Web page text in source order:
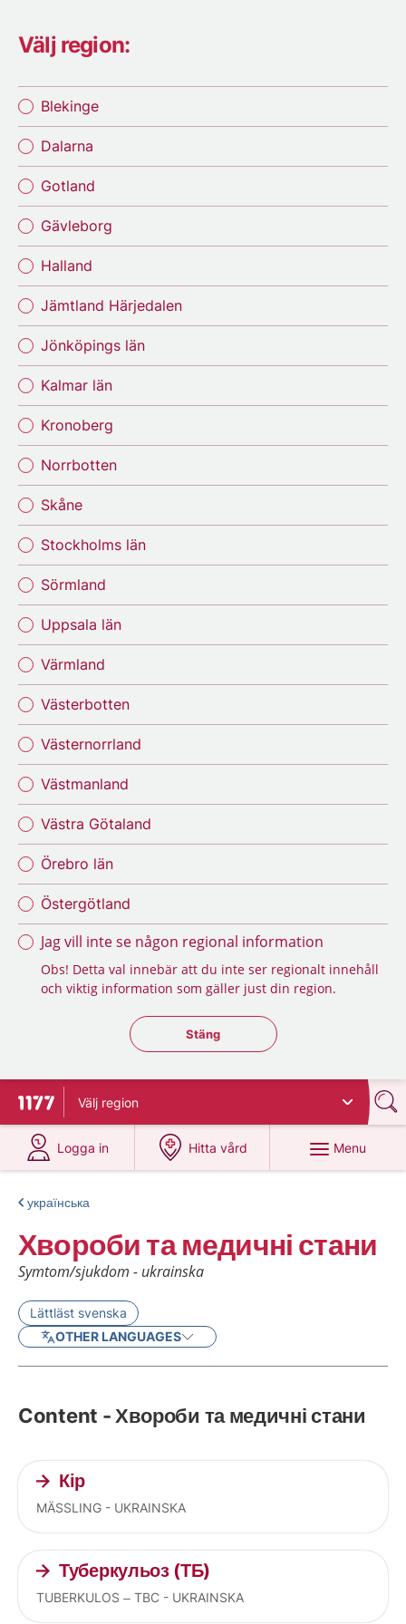
Välj region:
Blekinge
Dalarna
Gotland
Gävleborg
Halland
Jämtland Härjedalen
Jönköpings län
Kalmar län
Kronoberg
Norrbotten
Skåne
Stockholms län
Sörmland
Uppsala län
Värmland
Västerbotten
Västernorrland
Västmanland
Västra Götaland
Örebro län
Östergötland
Jag vill inte se någon regional information
Obs! Detta val innebär att du inte ser regionalt innehåll
och viktig information som gäller just din region.
Stäng regionsväljaren
Stäng
To start page for 1177
Välj region
Logga in
at 1177.se
Hitta vård
at 1177.se
Menu
українська
Хвороби та медичні стани
Symtom/sjukdom - ukrainska
Lättläst svenska
OTHER LANGUAGES
Content - Хвороби та медичні стани
Кір
MÄSSLING - UKRAINSKA
Туберкульоз (ТБ)
TUBERKULOS – TBC - UKRAINSKA